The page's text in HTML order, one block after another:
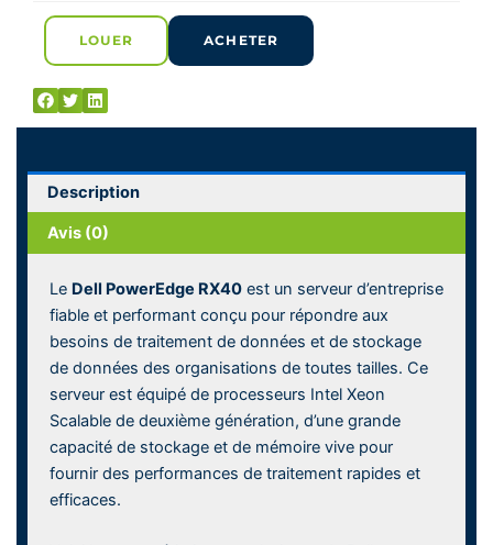
LOUER ACHETER
Description
Avis (0)
Le Dell PowerEdge RX40 est un serveur d’entreprise
fiable et performant conçu pour répondre aux
besoins de traitement de données et de stockage
de données des organisations de toutes tailles. Ce
serveur est équipé de processeurs Intel Xeon
Scalable de deuxième génération, d’une grande
capacité de stockage et de mémoire vive pour
fournir des performances de traitement rapides et
efficaces.